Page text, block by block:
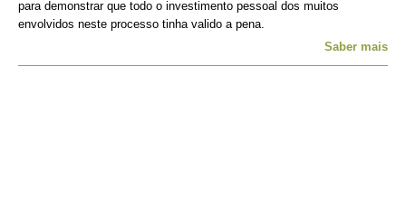
para demonstrar que todo o investimento pessoal dos muitos
envolvidos neste processo tinha valido a pena.
Saber mais